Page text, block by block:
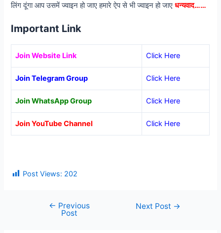
लिंग दूंगा आप उसमें ज्वाइन हो जाए हमारे ऐप से भी ज्वाइन हो जाएधन्यवाद……
Important Link
Join Website Link Click Here
Join Telegram Group Click Here
Join WhatsApp Group Click Here
Join YouTube Channel Click Here
Post Views: 202
navigation
← Previous
Post
Next Post →